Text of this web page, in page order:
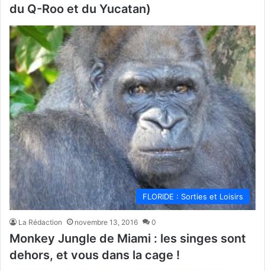
du Q-Roo et du Yucatan)
FLORIDE : Sorties et Loisirs
La Rédaction novembre 13, 2016 0
Monkey Jungle de Miami : les singes sont
dehors, et vous dans la cage !